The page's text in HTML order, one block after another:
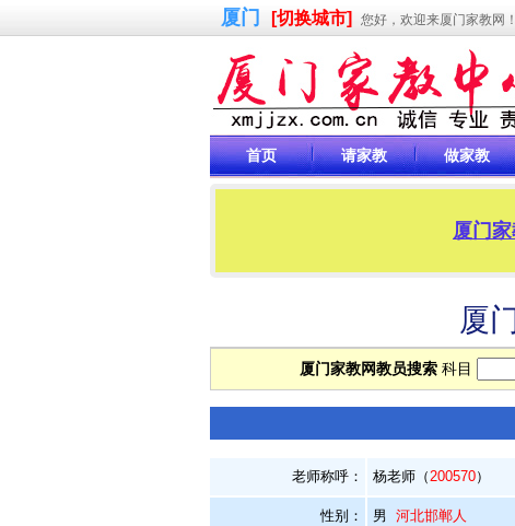
厦门 [切换城市] 您好，欢迎来厦门家教网
首页 请家教 做家教
厦门
厦
厦门家教网教员搜索科目
老师称呼： 杨老师（200570）
性别： 男 河北邯郸人